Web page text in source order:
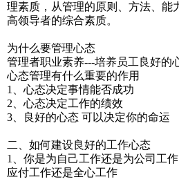
理素质，从管理的原则、方法、能
高领导者的综合素质。
为什么要管理心态
管理者职业素养---培养员工良好的
心态管理有什么重要的作用
1、心态决定事情能否成功
2、心态决定工作的绩效
3、良好的心态 可以决定你的命运
二、如何建设良好的工作心态
1、你是为自己工作还是为公司工作
应付工作还是全心工作